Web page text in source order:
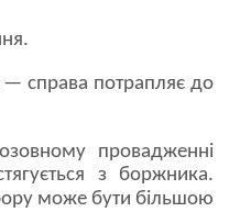
— справа потрапляє до
провадженні
з боржника.
може бути більшою